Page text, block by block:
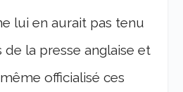
lui en aurait pas tenu
la presse anglaise et
officialisé ces